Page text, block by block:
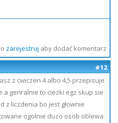
zarejestruj aby dodać komentarz
#12
z cwiczen 4 albo 4,5 przepisuje
a genralnie to ciezki egz skup sie
z liczdenia bo jest głownie
ogolnie duzo osob oblewa